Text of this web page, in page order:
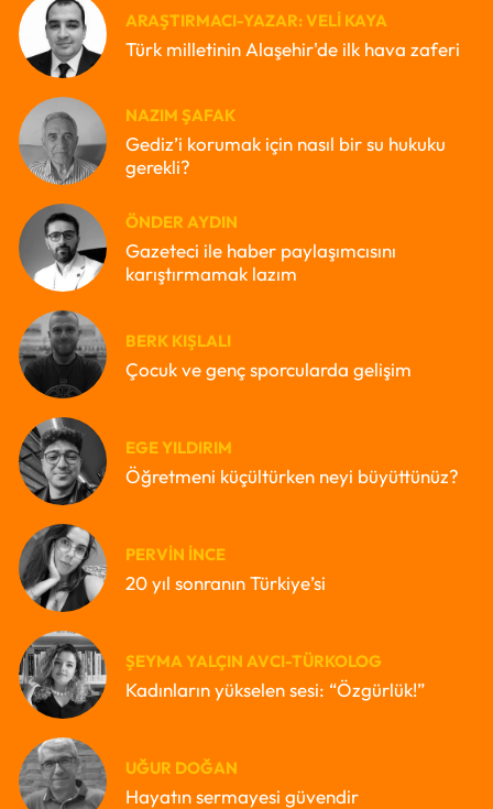
ARAŞTIRMACI-YAZAR: VELI KAYA
Türk milletinin Alaşehir'de ilk hava zaferi
NAZIM ŞAFAK
Gediz’i korumak için nasıl bir su hukuku
gerekli?
ÖNDER AYDIN
Gazeteci ile haber paylaşımcısını
karıştırmamak lazım
BERK KIŞLALI
Çocuk ve genç sporcularda gelişim
EGE YILDIRIM
Öğretmeni küçültürken neyi büyüttünüz?
PERVIN İNCE
20 yıl sonranın Türkiye’si
ŞEYMA YALÇIN AVCI-TÜRKOLOG
Kadınların yükselen sesi: “Özgürlük!”
UĞUR DOĞAN
Hayatın sermayesi güvendir